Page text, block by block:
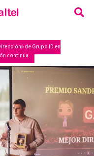
de Grupo ID en
continua